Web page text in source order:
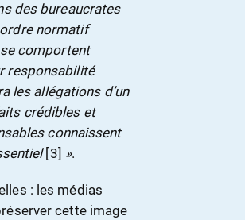
des bureaucrates
normatif
comportent
responsabilité
les allégations d’un
crédibles et
connaissent
[3] ».
: les médias
cette image